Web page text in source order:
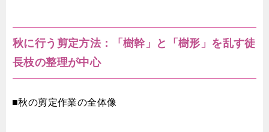
秋に行う剪定方法：「樹幹」と「樹形」を乱す徒
長枝の整理が中心
■秋の剪定作業の全体像